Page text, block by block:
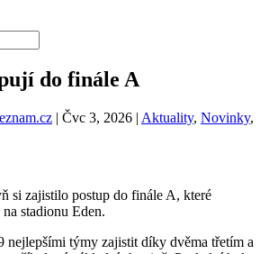
do finále A
| Čvc 3, 2026 | Aktuality, Novinky,
si zajistilo postup do finále A, které
stadionu Eden.
nejlepšími týmy zajistit díky dvěma třetím a